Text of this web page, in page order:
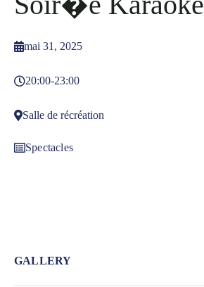
mai 31, 2025
20:00-23:00
Salle de récréation
Spectacles
GALLERY